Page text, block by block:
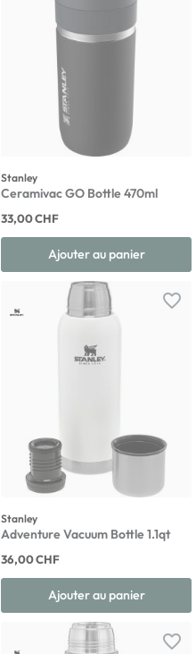
Stanley
Ceramivac GO Bottle 470ml
33,00 CHF
Ajouter au panier
favorite_border
Stanley
Adventure Vacuum Bottle 1.1qt
36,00 CHF
Ajouter au panier
favorite_border